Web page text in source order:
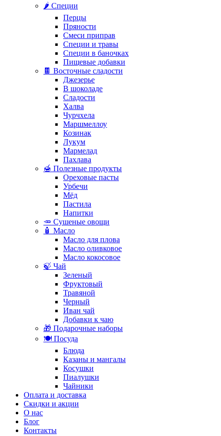
🌶️ Специи
Перцы
Пряности
Смеси приправ
Специи и травы
Специи в баночках
Пищевые добавки
🍫 Восточные сладости
Джезерье
В шоколаде
Сладости
Халва
Чурчхела
Маршмеллоу
Козинак
Лукум
Мармелад
Пахлава
🍯 Полезные продукты
Ореховые пасты
Урбечи
Мёд
Пастила
Напитки
🥕 Сушеные овощи
🧴 Масло
Масло для плова
Масло оливковое
Масло кокосовое
🍃 Чай
Зеленый
Фруктовый
Травяной
Черный
Иван чай
Добавки к чаю
🎁 Подарочные наборы
🍽️ Посуда
Блюда
Казаны и мангалы
Косушки
Пиалушки
Чайники
Оплата и доставка
Скидки и акции
О нас
Блог
Контакты